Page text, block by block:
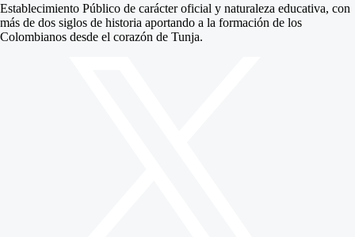
Establecimiento Público de carácter oficial y naturaleza educativa, con
más de dos siglos de historia aportando a la formación de los
Colombianos desde el corazón de Tunja.